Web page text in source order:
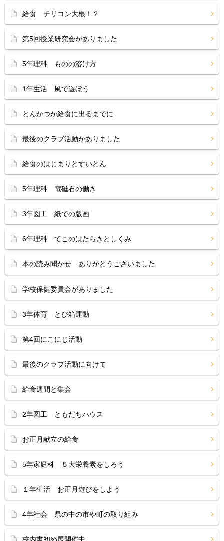
給食 チリコン大根！？
第5回授業研究会がありました
5年理科 ものの溶け方
1年生活 風で遊ぼう
とんかつが給食に出るまでに
最後のクラブ活動がありました
給食のはじまりとすいとん
5年理科 電磁石の働き
3年図工 紙での版画
6年理科 てこのはたらきとしくみ
本の読み聞かせ ありがとうございました
学校保健委員会がありました
3年体育 とび箱運動
第4回にこにじ活動
最後のクラブ活動に向けて
給食週間と集会
2年図工 ともだちハウス
お正月献立の給食
5年家庭科 ５大栄養素をしろう
１年生活 お正月遊びをしよう
4年社会 県の中の市や町の取り組み